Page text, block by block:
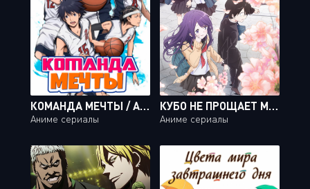
КОМАНДА МЕЧТЫ / AHIRU NO SORA [50 ИЗ 50]
Аниме сериалы
КУБО НЕ ПРОЩАЕТ МЕНЯ — МОБА / KUBO-SAN WA MOB WO YURUSANAI [12 ИЗ 12]
Аниме сериалы